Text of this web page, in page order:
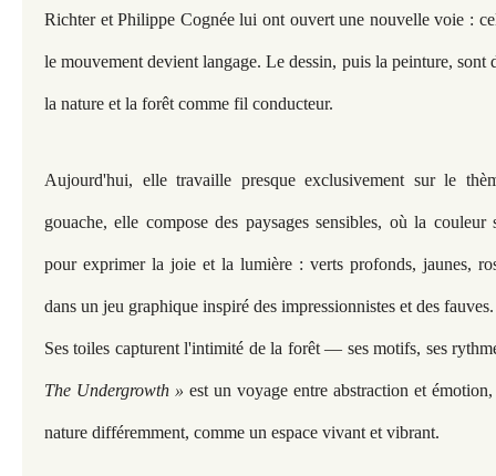
Richter et Philippe Cognée lui ont ouvert une nouvelle voie :
le mouvement devient langage. Le dessin, puis la peinture, sont
la nature et la forêt comme fil conducteur.
Aujourd'hui, elle travaille presque exclusivement sur le
gouache, elle compose des paysages sensibles, où la couleur
pour exprimer la joie et la lumière : verts profonds, jaunes,
dans un jeu graphique inspiré des impressionnistes et des fauves.
Ses toiles capturent l'intimité de la forêt — ses motifs, ses
The Undergrowth » est un voyage entre abstraction et
nature différemment, comme un espace vivant et vibrant.